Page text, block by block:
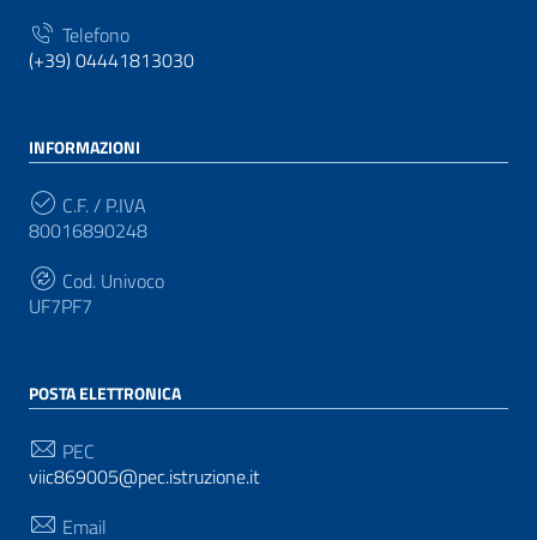
Telefono
(+39) 04441813030
INFORMAZIONI
C.F. / P.IVA
80016890248
Cod. Univoco
UF7PF7
POSTA ELETTRONICA
PEC
viic869005@pec.istruzione.it
Email